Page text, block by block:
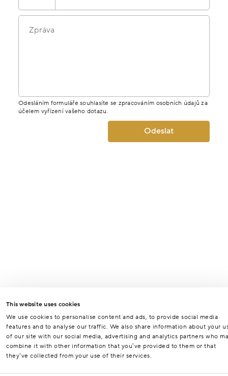
This website uses cookies
We use cookies to personalise content and ads, to provide social media
features and to analyse our traffic. We also share information about your
of our site with our social media, advertising and analytics partners who
combine it with other information that you’ve provided to them or that
they’ve collected from your use of their services.
Zpráva
Odesláním formuláře souhlasíte se zpracováním osobních údajů za
účelem vyřízení vašeho dotazu.
Odeslat